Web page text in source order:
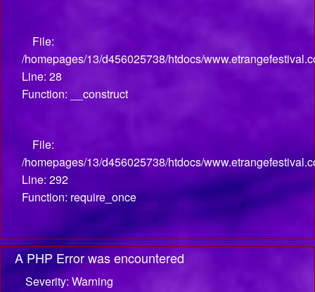
File:
/homepages/13/d456025738/htdocs/
Line: 28
Function: __construct
File:
/homepages/13/d456025738/htdocs/
Line: 292
Function: require_once
A PHP Error was encountered
Severity: Warning